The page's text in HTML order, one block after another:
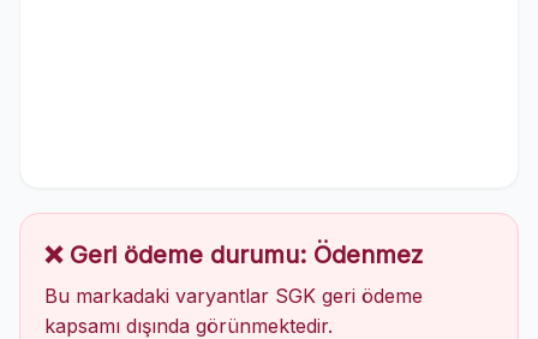
❌ Geri ödeme durumu: Ödenmez
Bu markadaki varyantlar SGK geri ödeme
kapsamı dışında görünmektedir.